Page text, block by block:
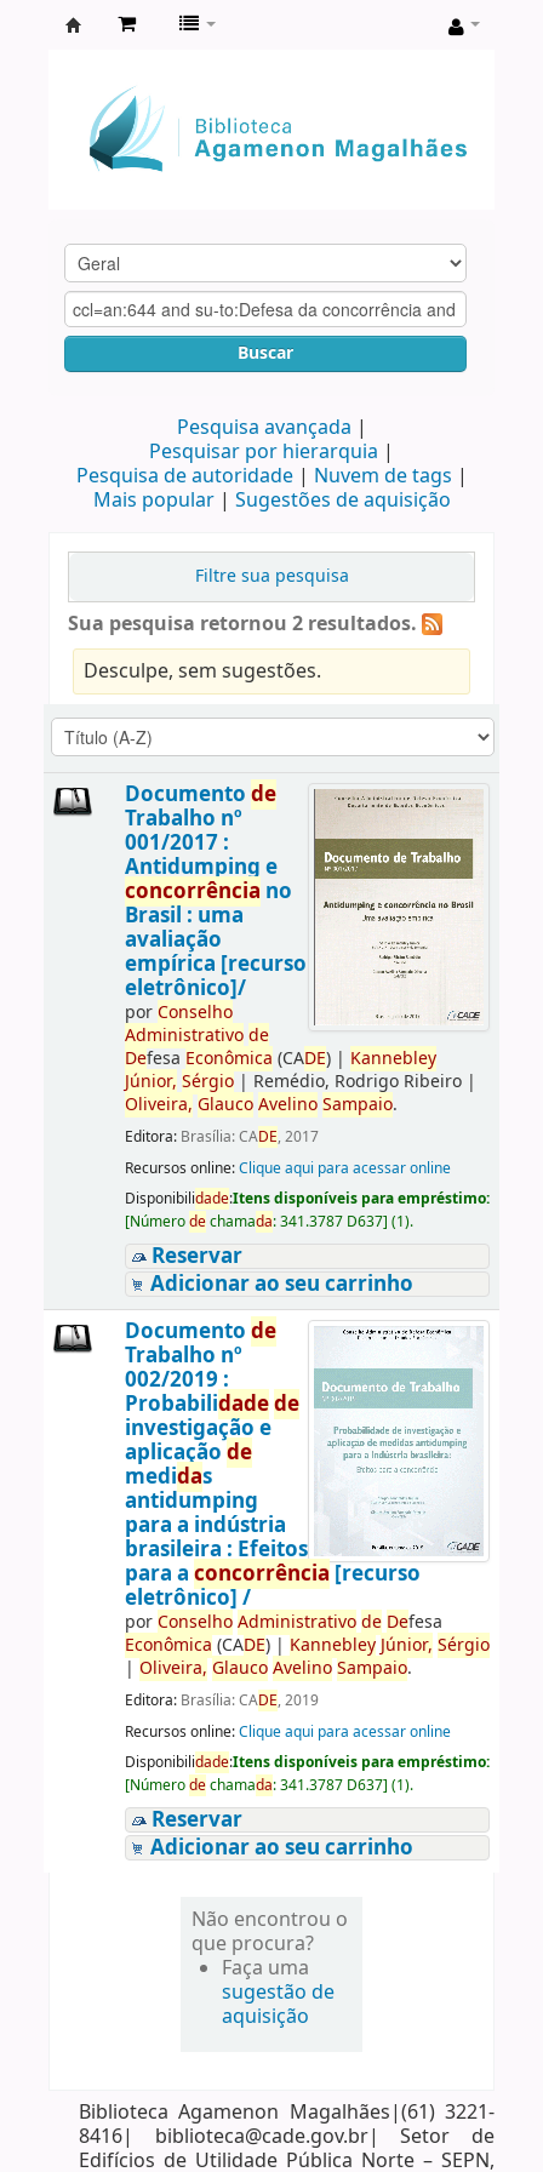
Agamenon
Magalhães
Buscar
Pesquisa avançada
Pesquisar por hierarquia
Pesquisa de autoridade
Nuvem de tags
Mais popular
Sugestões de aquisição
Filtre sua pesquisa
Sua pesquisa retornou 2 resultados.
Desculpe, sem sugestões.
Documento de
Trabalho nº
001/2017 :
Antidumping e
concorrência no
Brasil : uma
avaliação
empírica [recurso
eletrônico]/
porConselho
Administrativo de
Defesa Econômica (CADE)| Kannebley
Júnior, Sérgio| Remédio, Rodrigo Ribeiro|
Oliveira, Glauco Avelino Sampaio.
Editora: Brasília: CADE, 2017
Recursos online:Clique aqui para acessar online
Disponibilidade:Itens disponíveis para empréstimo:
[Númerodechamada:341.3787 D637] (1).
Reservar
Adicionar ao seu carrinho
Documento de
Trabalho nº
002/2019 :
Probabilidadede
investigação e
aplicação de
medidas
antidumping
para a indústria
brasileira : Efeitos
para a concorrência [recurso
eletrônico] /
porConselho Administrativo de Defesa
Econômica (CADE)| Kannebley Júnior, Sérgio
| Oliveira, Glauco Avelino Sampaio.
Editora: Brasília: CADE, 2019
Recursos online:Clique aqui para acessar online
Disponibilidade:Itens disponíveis para empréstimo:
[Númerodechamada:341.3787 D637] (1).
Reservar
Adicionar ao seu carrinho
Não encontrou o
que procura?
Faça uma
sugestão de
aquisição
Biblioteca Agamenon Magalhães|(61) 3221-
8416| biblioteca@cade.gov.br| Setor de
Edifícios de Utilidade Pública Norte – SEPN,